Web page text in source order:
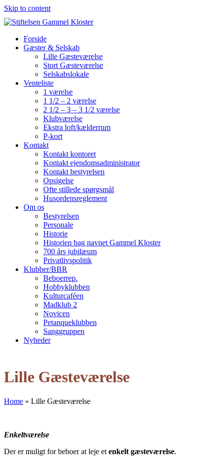
Skip to content
Forside
Gæster & Selskab
Lille Gæsteværelse
Stort Gæsteværelse
Selskabslokale
Venteliste
1 værelse
1 1/2 – 2 værelse
2 1/2 – 3 – 3 1/2 værelse
Klubværelse
Ekstra loft/kælderrum
P-kort
Kontakt
Kontakt kontoret
Kontakt ejendomsadministrator
Kontakt bestyrelsen
Opsigelse
Ofte stillede spørgsmål
Husordensreglement
Om os
Bestyrelsen
Personale
Historie
Historien bag navnet Gammel Kloster
700 års jubilæum
Privatlivspolitik
Klubber/BBR
Beboerrep.
Hobbyklubben
Kulturcaféen
Madklub 2
Novicen
Petanqueklubben
Sanggruppen
Nyheder
menu
menu
Lille Gæsteværelse
Home » Lille Gæsteværelse
Enkeltværelse
Der er muligt for beboer at leje et enkelt gæsteværelse.